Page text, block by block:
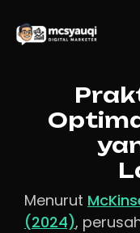
Menurut
(2024),